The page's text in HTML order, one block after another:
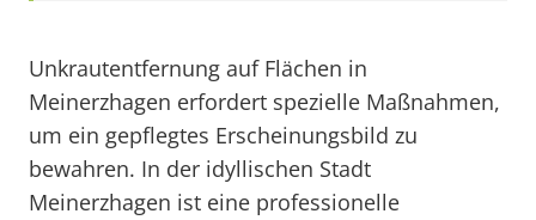
Unkrautentfernung auf Flächen in
Meinerzhagen erfordert spezielle Maßnahmen,
um ein gepflegtes Erscheinungsbild zu
bewahren. In der idyllischen Stadt
Meinerzhagen ist eine professionelle